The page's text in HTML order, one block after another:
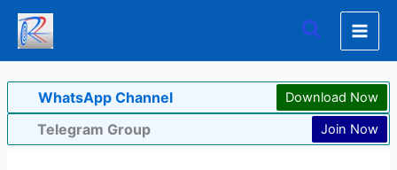
Skip
content
Search
WhatsApp Channel Download Now
Telegram Group Join Now